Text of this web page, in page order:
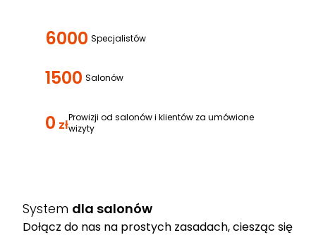
6000 Specjalistów
1500 Salonów
0 złProwizji od salonów i klientów za umówione
wizyty
System dla salonów
Dołącz do nas na prostych zasadach, ciesząc się